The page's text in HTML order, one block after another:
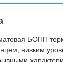
БОПП
низким